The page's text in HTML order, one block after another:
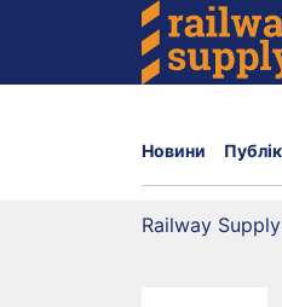
Новини
Railway Supply